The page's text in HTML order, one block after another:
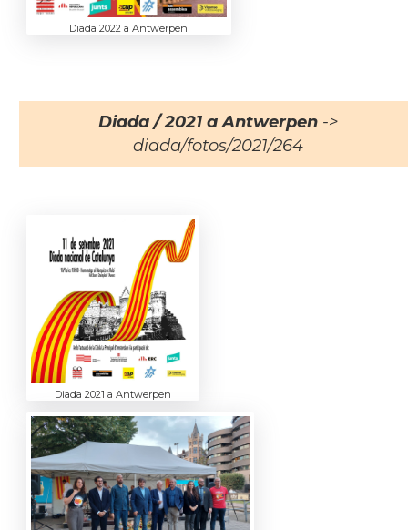
Diada 2022 a Antwerpen
Diada / 2021 a Antwerpen->
diada/fotos/2021/264
Diada 2021 a Antwerpen